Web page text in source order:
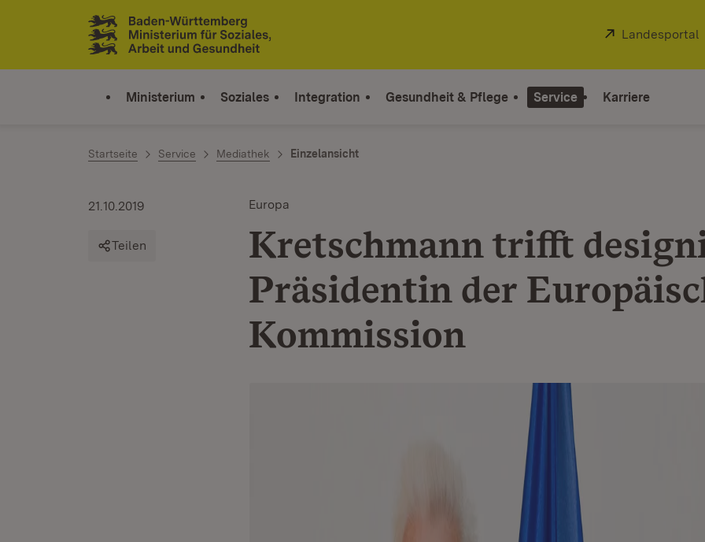
Zum Inhalt springen
Link zur Startseite
Extern:
Landesportal
Ministerium Soziales Integration Gesundheit & Pflege Service Karriere
Startseite Service Mediathek Einzelansicht
Europa
Kretschmann trifft
Präsidentin der
Kommission
21.10.2019
Teilen